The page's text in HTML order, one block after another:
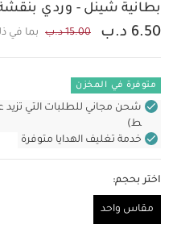
بطانية شينل - وردي
6.50 د.ب 15.00 د.ب بما في
متوفرة في المخزن
ط)
خدمة تغليف الهدايا متوفرة
اختر بحجم:
مقاس واحد